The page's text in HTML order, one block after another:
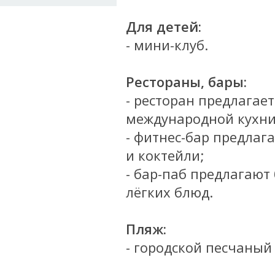
Для детей:
- мини-клуб.
Рестораны, бары:
- ресторан
международной
- фитнес-бар
и коктейли;
- бар-паб
лёгких блюд.
Пляж:
- городской